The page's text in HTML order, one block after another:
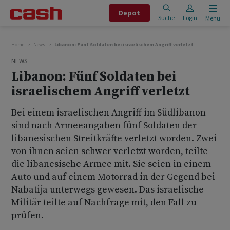
Depot
Suche Login Menu
Home News Libanon: Fünf Soldaten bei israelischem Angriff verletzt
NEWS
Libanon: Fünf Soldaten bei
israelischem Angriff verletzt
Bei einem israelischen Angriff im Südlibanon
sind nach Armeeangaben fünf Soldaten der
libanesischen Streitkräfte verletzt worden. Zwei
von ihnen seien schwer verletzt worden, teilte
die libanesische Armee mit. Sie seien in einem
Auto und auf einem Motorrad in der Gegend bei
Nabatija unterwegs gewesen. Das israelische
Militär teilte auf Nachfrage mit, den Fall zu
prüfen.